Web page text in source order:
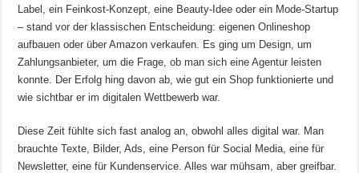
Label, ein Feinkost-Konzept, eine Beauty-Idee oder ein Mode-Startup
– stand vor der klassischen Entscheidung: eigenen Onlineshop
aufbauen oder über Amazon verkaufen. Es ging um Design, um
Zahlungsanbieter, um die Frage, ob man sich eine Agentur leisten
konnte. Der Erfolg hing davon ab, wie gut ein Shop funktionierte und
wie sichtbar er im digitalen Wettbewerb war.
Diese Zeit fühlte sich fast analog an, obwohl alles digital war. Man
brauchte Texte, Bilder, Ads, eine Person für Social Media, eine für
Newsletter, eine für Kundenservice. Alles war mühsam, aber greifbar.